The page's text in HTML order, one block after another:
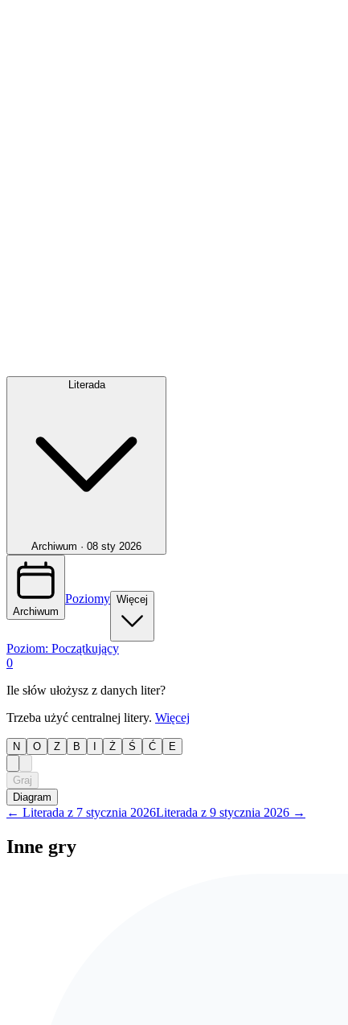
Literada
Archiwum · 08 sty 2026
Archiwum
Poziomy Więcej
Poziom: Początkujący
0
Ile słów ułożysz z danych liter?
Trzeba użyć centralnej litery. Więcej
N O Z B Ż Ś Ć E
Graj
Diagram
← Literada z 7 stycznia 2026Literada z 9 stycznia 2026 →
Inne gry